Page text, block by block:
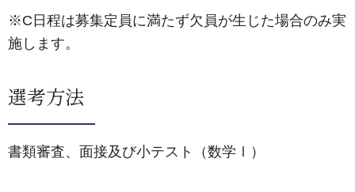
※C日程は募集定員に満たず欠員が生じた場合のみ実
施します。
選考方法
書類審査、面接及び小テスト（数学Ⅰ）